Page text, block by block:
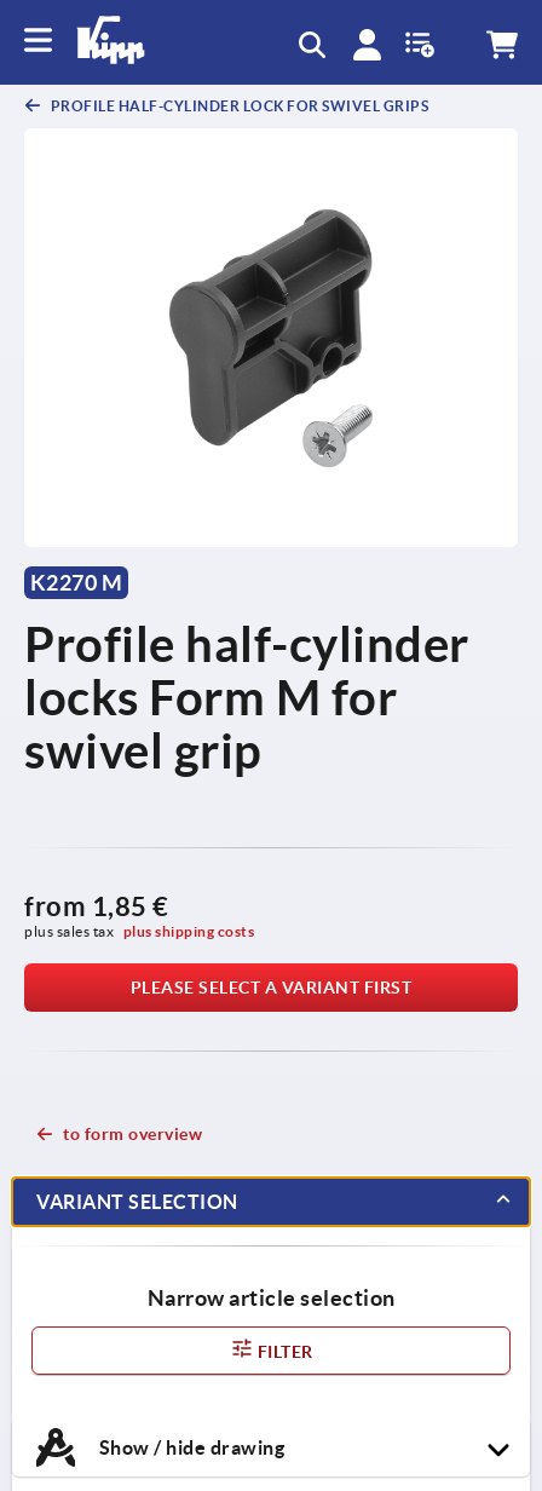
PROFILE HALF-CYLINDER LOCK FOR SWIVEL GRIPS
K2270 M
Profile half-cylinder
locks Form M for
swivel grip
from 1,85 €
plus sales tax plus shipping costs
PLEASE SELECT A VARIANT FIRST
to form overview
VARIANT SELECTION
Narrow article selection
FILTER
Show / hide drawing